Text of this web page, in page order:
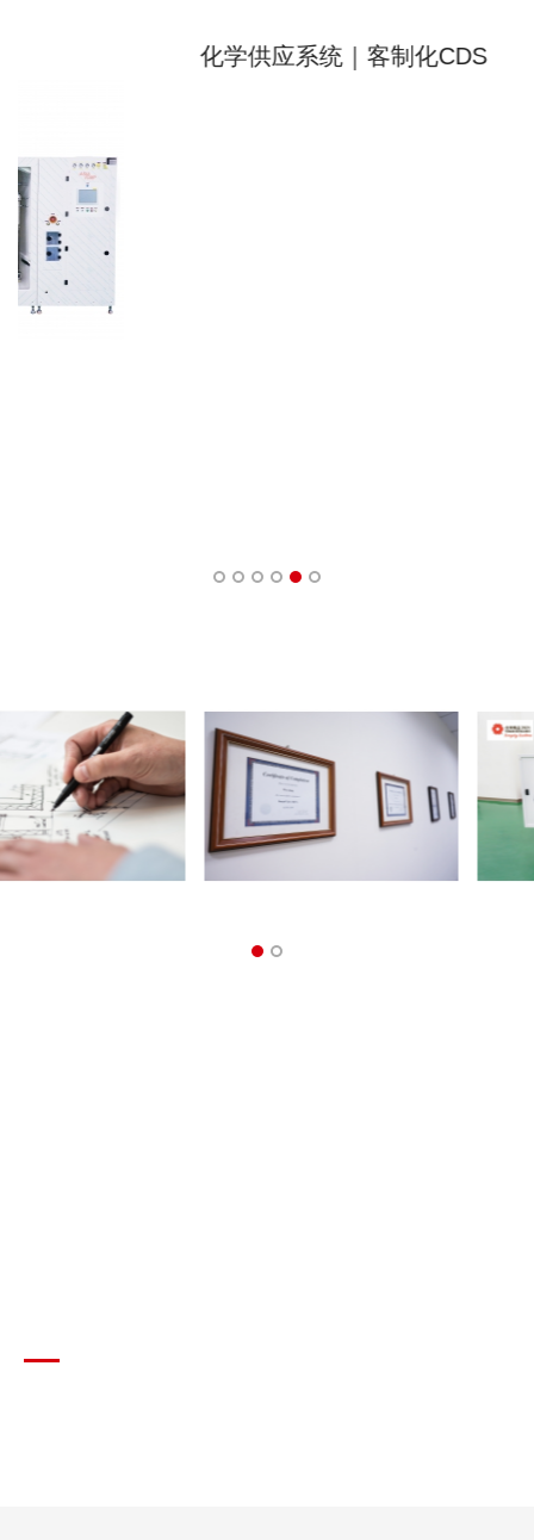
化学供应系统｜客制化CDS